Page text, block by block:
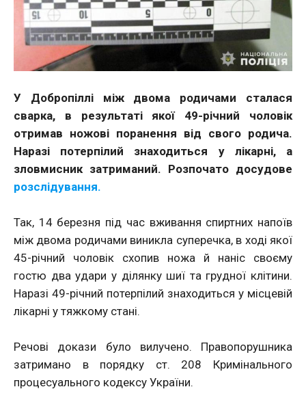
У Добропіллі між двома родичами сталася
сварка, в результаті якої 49-річний чоловік
отримав ножові поранення від свого родича.
Наразі потерпілий знаходиться у лікарні, а
зловмисник затриманий. Розпочато досудове
розслідування.
Так, 14 березня під час вживання спиртних напоїв
між двома родичами виникла суперечка, в ході якої
45-річний чоловік схопив ножа й наніс своєму
гостю два удари у ділянку шиї та грудної клітини.
Наразі 49-річний потерпілий знаходиться у місцевій
лікарні у тяжкому стані.
Речові докази було вилучено. Правопорушника
затримано в порядку ст. 208 Кримінального
процесуального кодексу України.